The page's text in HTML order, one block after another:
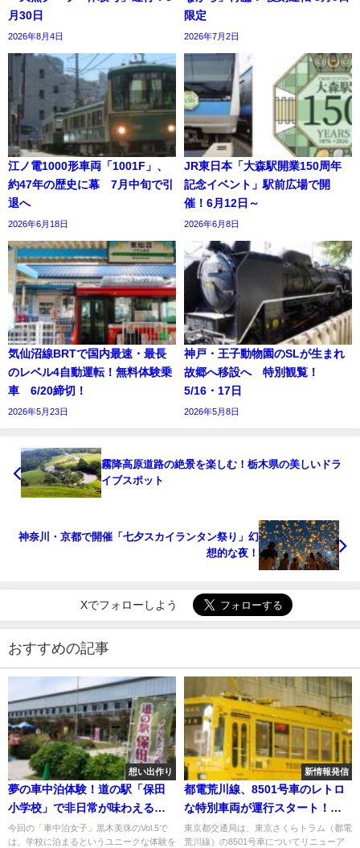
月30日
2026年8月4日
限定
2026年7月2日
江ノ電1000形車両「1001F」、
約47年の歴史に幕 7月中旬で引
退へ
2026年6月18日
JR東日本「大森駅開業150周年
記念イベント」駅前広場で開
催！6月12日～
2026年6月8日
気仙沼線BRTで国内最速・最長
のレベル4自動運転！無料体験乗
車 6/20締切！
2026年5月23日
神戸・王子動物園のSLが生まれ
故郷へ移設へ 特別観覧！
5/16・17日
2026年5月8日
霧降高原道路の絶景を楽しむ！栃木県の美しいドラ
イブスポット
神奈川・京都で開催「七夕スカイランタン祭り」幻
想的な夜！
Xでフォローしよう
おすすめの記事
想い出作り
夢の車中泊体験！道の駅「保田
小学校」で非日常が味わえる理
由とは？！
今回の「車中泊女子」黒木美珠のVol.5で
は、学校に泊まるというユニークな体験を
新情報発信
都電荒川線、8501号車のレトロ
な特別車両が運行スタート！
4/16日～
東京都交通局は、東京さくらトラム（都電
荒川線）の8501号車についてリニューア